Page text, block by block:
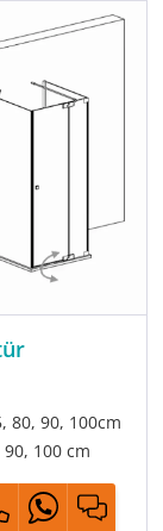
80, 90, 100cm
100 cm
oder